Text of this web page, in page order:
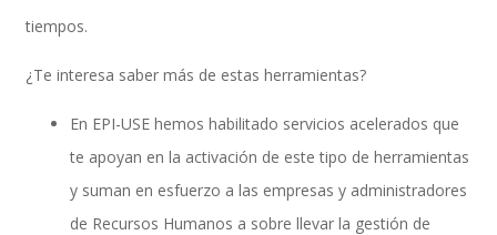
SAP Finanzas Mi Banca Solidaria
tiempos.
¿Te interesa saber más de estas herramientas?
En EPI-USE hemos habilitado servicios acelerados que
te apoyan en la activación de este tipo de herramientas
y suman en esfuerzo a las empresas y administradores
de Recursos Humanos a sobre llevar la gestión de